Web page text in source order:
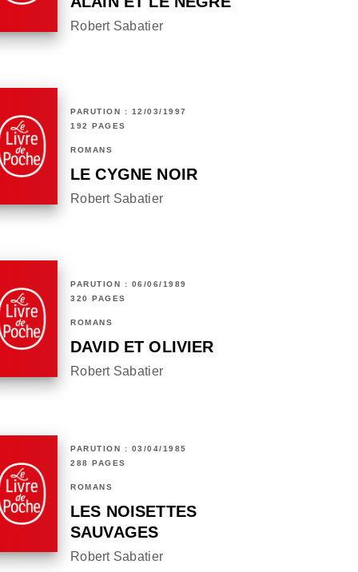
Robert Sabatier
PARUTION : 12/03/1997
192 PAGES
ROMANS
LE CYGNE NOIR
Robert Sabatier
PARUTION : 06/06/1989
320 PAGES
ROMANS
DAVID ET OLIVIER
Robert Sabatier
PARUTION : 03/04/1985
288 PAGES
ROMANS
LES NOISETTES
SAUVAGES
Robert Sabatier